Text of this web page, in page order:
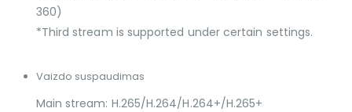
360)
*Third stream is supported under certain settings.
Vaizdo suspaudimas
Main stream: H.265/H.264/H.264+/H.265+